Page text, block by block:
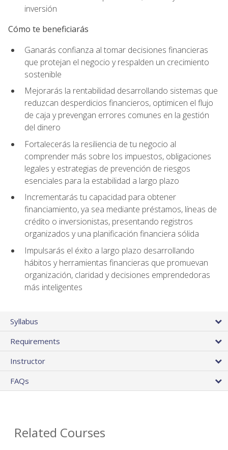
inversión
Cómo te beneficiarás
Ganarás confianza al tomar decisiones financieras
que protejan el negocio y respalden un crecimiento
sostenible
Mejorarás la rentabilidad desarrollando sistemas que
reduzcan desperdicios financieros, optimicen el flujo
de caja y prevengan errores comunes en la gestión
del dinero
Fortalecerás la resiliencia de tu negocio al
comprender más sobre los impuestos, obligaciones
legales y estrategias de prevención de riesgos
esenciales para la estabilidad a largo plazo
Incrementarás tu capacidad para obtener
financiamiento, ya sea mediante préstamos, líneas de
crédito o inversionistas, presentando registros
organizados y una planificación financiera sólida
Impulsarás el éxito a largo plazo desarrollando
hábitos y herramientas financieras que promuevan
organización, claridad y decisiones emprendedoras
más inteligentes
Syllabus
Requirements
Instructor
FAQs
Related Courses